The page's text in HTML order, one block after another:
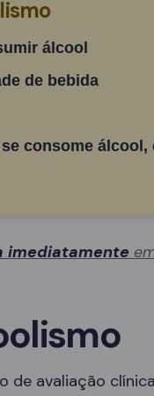
álcool
de bebida
consome álcool,
imediatamente
de avaliação